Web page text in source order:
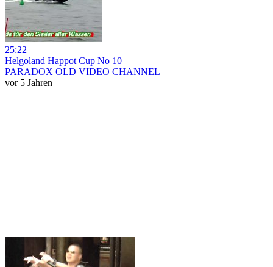
25:22
Helgoland Happot Cup No 10
PARADOX OLD VIDEO CHANNEL
vor 5 Jahren